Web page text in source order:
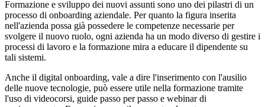
Formazione e sviluppo dei nuovi assunti sono uno dei pilastri di un
processo di onboarding aziendale. Per quanto la figura inserita
nell'azienda possa già possedere le competenze necessarie per
svolgere il nuovo ruolo, ogni azienda ha un modo diverso di gestire i
processi di lavoro e la formazione mira a educare il dipendente su
tali sistemi.
Anche il digital onboarding, vale a dire l'inserimento con l'ausilio
delle nuove tecnologie, può essere utile nella formazione tramite
l'uso di videocorsi, guide passo per passo e webinar di